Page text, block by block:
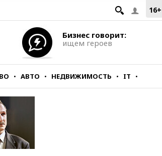
16+
Бизнес говорит:
ищем героев
АВТО НЕДВИЖИМОСТЬ IT